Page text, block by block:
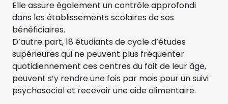
Elle assure également un contrôle approfondi
dans les établissements scolaires de ses
bénéficiaires.
D’autre part, 18 étudiants de cycle d’études
supérieures qui ne peuvent plus fréquenter
quotidiennement ces centres du fait de leur âge,
peuvent s’y rendre une fois par mois pour un suivi
psychosocial et recevoir une aide alimentaire.